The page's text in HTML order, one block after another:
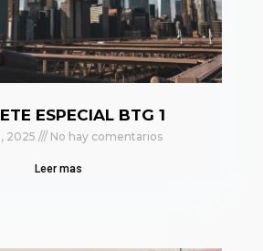
ESPECIAL BTG 1
2025 No hay comentarios
Leer mas